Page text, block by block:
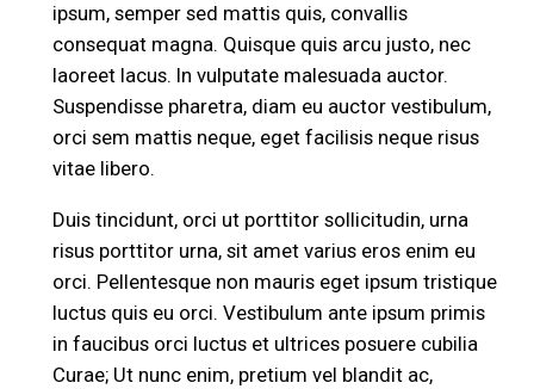
ipsum, semper sed mattis quis, convallis
consequat magna. Quisque quis arcu justo, nec
laoreet lacus. In vulputate malesuada auctor.
Suspendisse pharetra, diam eu auctor vestibulum,
orci sem mattis neque, eget facilisis neque risus
vitae libero.
Duis tincidunt, orci ut porttitor sollicitudin, urna
risus porttitor urna, sit amet varius eros enim eu
orci. Pellentesque non mauris eget ipsum tristique
luctus quis eu orci. Vestibulum ante ipsum primis
in faucibus orci luctus et ultrices posuere cubilia
Curae; Ut nunc enim, pretium vel blandit ac,